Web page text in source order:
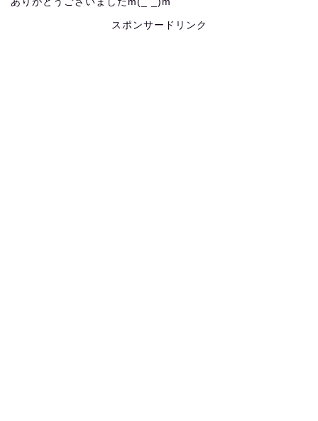
スポンサードリンク